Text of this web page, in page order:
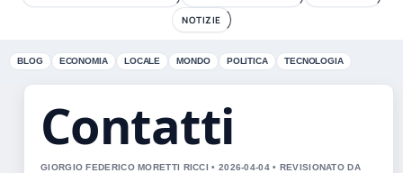
NOTIZIE
BLOG ECONOMIA LOCALE MONDO POLITICA TECNOLOGIA
Contatti
GIORGIO FEDERICO MORETTI RICCI • 2026-04-04 • REVISIONATO DA